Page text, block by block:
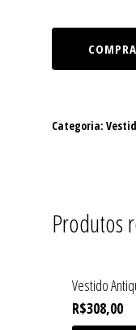
Categoria:
Produtos
Vestido
R$308,00